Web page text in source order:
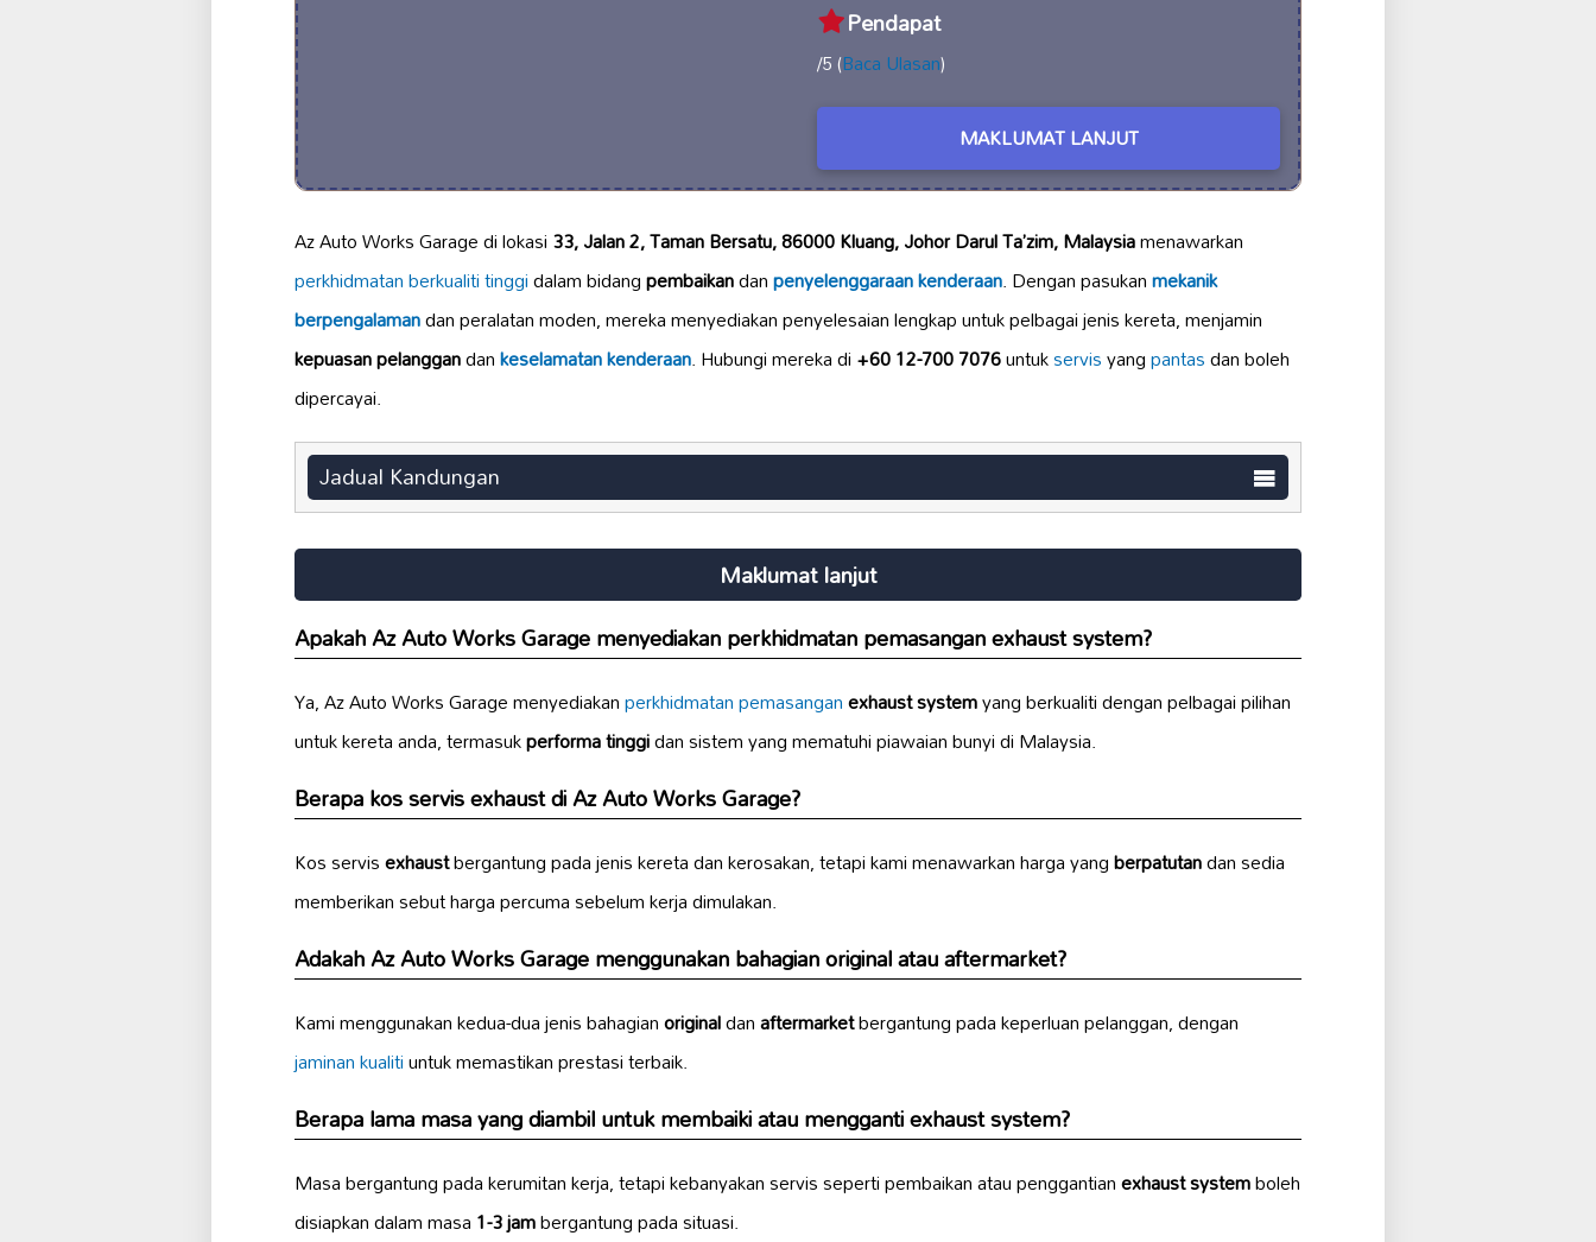
Pendapat
/5 (Baca Ulasan)
MAKLUMAT LANJUT
Az Auto Works Garage di lokasi33, Jalan 2, Taman Bersatu, 86000 Kluang, Johor Darul Ta’zim, Malaysiamenawarkan
perkhidmatan berkualiti tinggidalam bidangpembaikandanpenyelenggaraan kenderaan. Dengan pasukanmekanik
berpengalamandan peralatan moden, mereka menyediakan penyelesaian lengkap untuk pelbagai jenis kereta, menjamin
kepuasan pelanggandankeselamatan kenderaan. Hubungi mereka di+60 12-700 7076untukservisyangpantasdan boleh
dipercayai.
Jadual Kandungan
Maklumat lanjut
Apakah Az Auto Works Garage menyediakan perkhidmatan pemasanganexhaust system?
Ya, Az Auto Works Garage menyediakanperkhidmatan pemasanganexhaust systemyang berkualiti dengan pelbagai pilihan
untuk kereta anda, termasukperforma tinggidan sistem yang mematuhi piawaian bunyi di Malaysia.
Berapa kos servisexhaustdi Az Auto Works Garage?
Kos servisexhaustbergantung pada jenis kereta dan kerosakan, tetapi kami menawarkan harga yangberpatutandan sedia
memberikan sebut harga percuma sebelum kerja dimulakan.
Adakah Az Auto Works Garage menggunakan bahagianoriginalatauaftermarket?
Kami menggunakan kedua-dua jenis bahagianoriginaldanaftermarketbergantung pada keperluan pelanggan, dengan
jaminan kualitiuntuk memastikan prestasi terbaik.
Berapa lama masa yang diambil untuk membaiki atau menggantiexhaust system?
Masa bergantung pada kerumitan kerja, tetapi kebanyakan servis seperti pembaikan atau penggantianexhaust systemboleh
disiapkan dalam masa1-3 jambergantung pada situasi.